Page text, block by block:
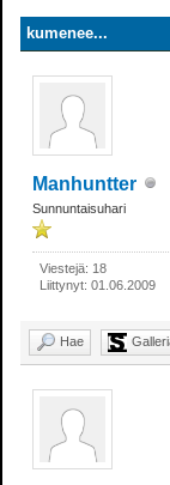
kumenee...
Manhuntter
Sunnuntaisuhari
Viestejä: 18
Liittynyt: 01.06.2009
Hae